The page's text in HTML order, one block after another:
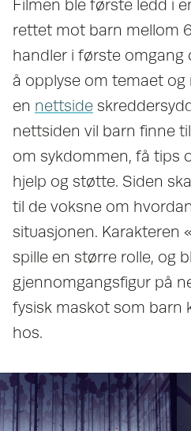
Filmen ble første ledd i
rettet mot barn mellom
handler i første omgang
å opplyse om temaet
en nettside
nettsiden vil barn finne
om sykdommen, få tips
hjelp og støtte. Siden
til de voksne om
situasjonen. Karakteren
spille en større rolle, og
gjennomgangsfigur på
fysisk maskot som barn
hos.